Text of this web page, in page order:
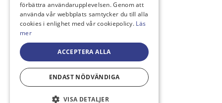
förbättra användarupplevelsen. Genom att
använda vår webbplats samtycker du till alla
cookies i enlighet med vår cookiepolicy. Läs
mer
ACCEPTERA ALLA
ENDAST NÖDVÄNDIGA
VISA DETALJER